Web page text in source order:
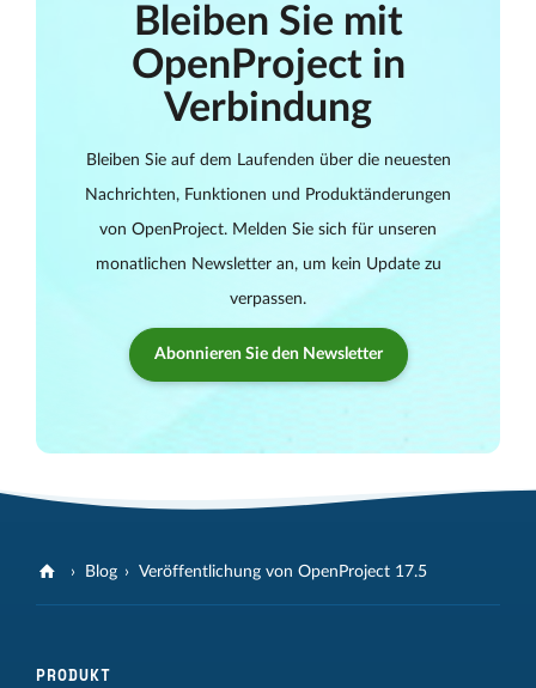
Bleiben Sie mit
OpenProject in
Verbindung
Bleiben Sie auf dem Laufenden über die neuesten
Nachrichten, Funktionen und Produktänderungen
von OpenProject. Melden Sie sich für unseren
monatlichen Newsletter an, um kein Update zu
verpassen.
Abonnieren Sie den Newsletter
Blog Veröffentlichung von OpenProject 17.5
PRODUKT